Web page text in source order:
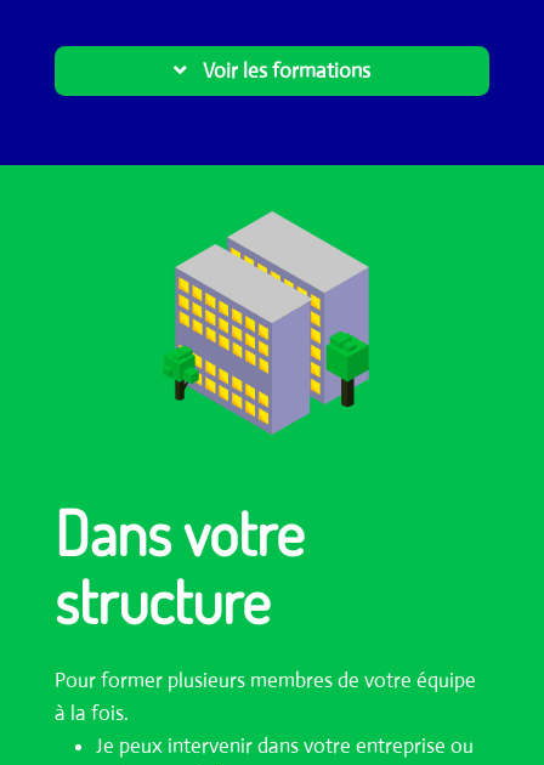
Voir les formations
Dans votre
structure
Pour former plusieurs membres de votre équipe
à la fois.
Je peux intervenir dans votre entreprise ou